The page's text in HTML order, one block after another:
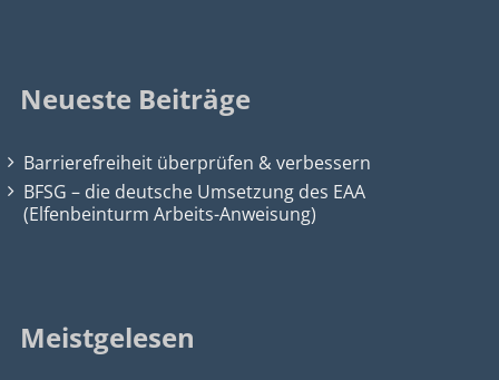
Neueste Beiträge
Barrierefreiheit überprüfen & verbessern
BFSG – die deutsche Umsetzung des EAA
(Elfenbeinturm Arbeits-Anweisung)
Meistgelesen